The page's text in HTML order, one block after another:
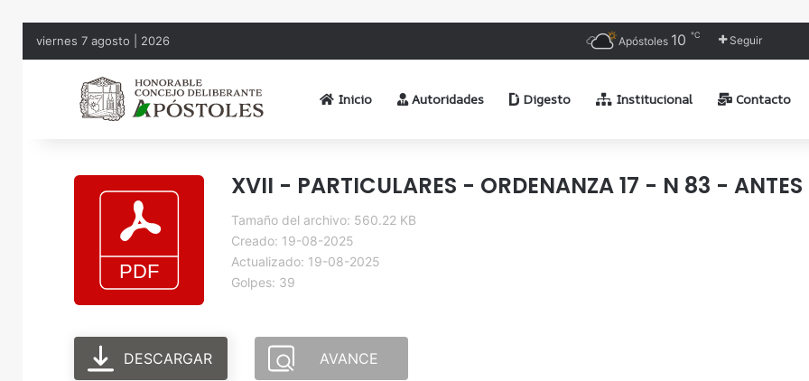
viernes 7 agosto | 2026 Apóstoles 10 ℃ Seguir
Inicio Autoridades Digesto Institucional Contacto
XVII - PARTICULARES - ORDENANZA 17 - N 83 -
Tamaño del archivo: 560.22 KB
Creado: 19-08-2025
Actualizado: 19-08-2025
Golpes: 39
DESCARGAR AVANCE